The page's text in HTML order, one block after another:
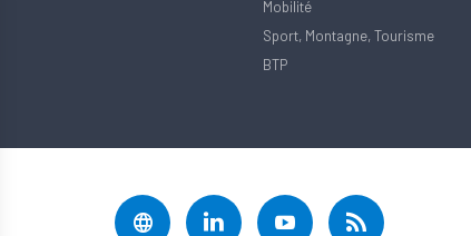
Mobilité
Sport, Montagne, Tourisme
BTP